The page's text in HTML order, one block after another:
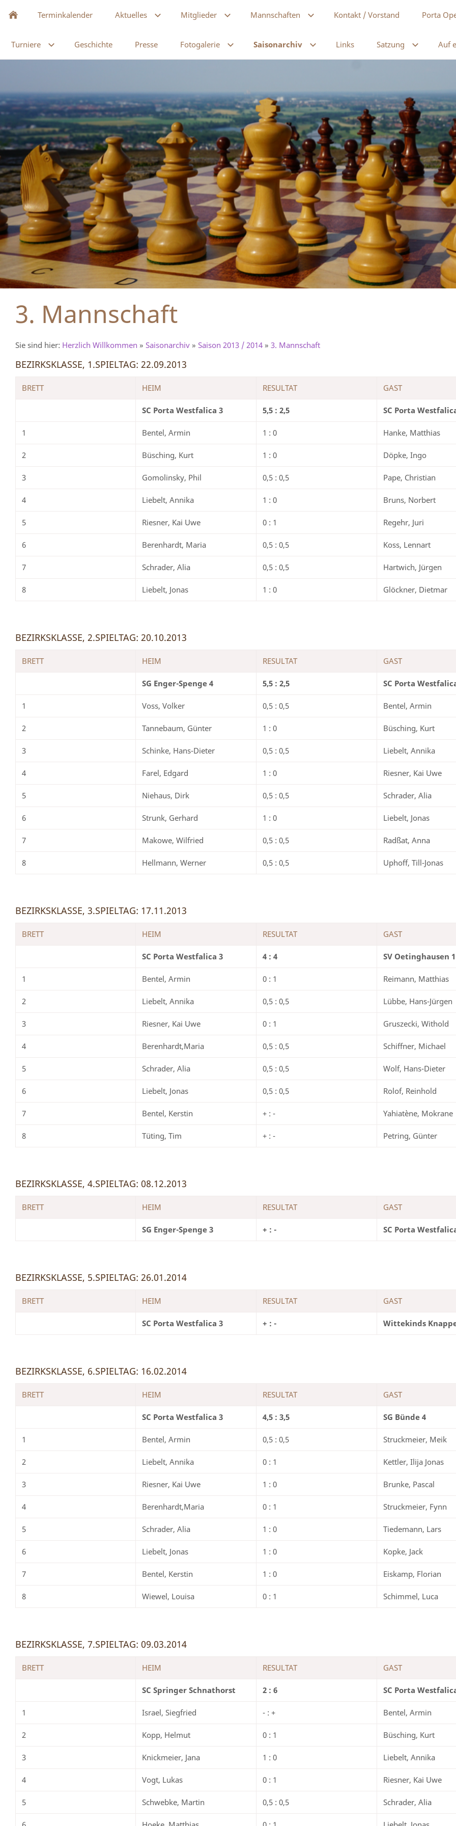
Terminkalender Aktuelles Mitglieder Mannschaften Kontakt / Vorstand Porta
Turniere Geschichte Presse Fotogalerie Saisonarchiv Links Satzung Auf
3. Mannschaft
Sie sind hier: Herzlich Willkommen » Saisonarchiv » Saison 2013 / 2014 » 3. Mannschaft
BEZIRKSKLASSE, 1.SPIELTAG: 22.09.2013
BRETT HEIM RESULTAT GAST
SC Porta Westfalica 3 5,5 : 2,5 SC Porta
1 Bentel, Armin 1 : 0 Hanke, Matthias
2 Büsching, Kurt 1 : 0 Döpke, Ingo
3 Gomolinsky, Phil 0,5 : 0,5 Pape, Christian
4 Liebelt, Annika 1 : 0 Bruns, Norbert
5 Riesner, Kai Uwe 0 : 1 Regehr, Juri
6 Berenhardt, Maria 0,5 : 0,5 Koss, Lennart
7 Schrader, Alia 0,5 : 0,5 Hartwich, Jürgen
8 Liebelt, Jonas 1 : 0 Glöckner, Dietmar
BEZIRKSKLASSE, 2.SPIELTAG: 20.10.2013
BRETT HEIM RESULTAT GAST
SG Enger-Spenge 4 5,5 : 2,5 SC Porta
1 Voss, Volker 0,5 : 0,5 Bentel, Armin
2 Tannebaum, Günter 1 : 0 Büsching, Kurt
3 Schinke, Hans-Dieter 0,5 : 0,5 Liebelt, Annika
4 Farel, Edgard 1 : 0 Riesner, Kai Uwe
5 Niehaus, Dirk 0,5 : 0,5 Schrader, Alia
6 Strunk, Gerhard 1 : 0 Liebelt, Jonas
7 Makowe, Wilfried 0,5 : 0,5 Radßat, Anna
8 Hellmann, Werner 0,5 : 0,5 Uphoff, Till-Jonas
BEZIRKSKLASSE, 3.SPIELTAG: 17.11.2013
BRETT HEIM RESULTAT GAST
SC Porta Westfalica 3 4 : 4 SV Oetinghausen 1
1 Bentel, Armin 0 : 1 Reimann, Matthias
2 Liebelt, Annika 0,5 : 0,5 Lübbe, Hans-Jürgen
3 Riesner, Kai Uwe 0 : 1 Gruszecki, Withold
4 Berenhardt,Maria 0,5 : 0,5 Schiffner, Michael
5 Schrader, Alia 0,5 : 0,5 Wolf, Hans-Dieter
6 Liebelt, Jonas 0,5 : 0,5 Rolof, Reinhold
7 Bentel, Kerstin + : - Yahiatène, Mokrane
8 Tüting, Tim + : - Petring, Günter
BEZIRKSKLASSE, 4.SPIELTAG: 08.12.2013
BRETT HEIM RESULTAT GAST
SG Enger-Spenge 3 + : - SC Porta
BEZIRKSKLASSE, 5.SPIELTAG: 26.01.2014
BRETT HEIM RESULTAT GAST
SC Porta Westfalica 3 + : - Wittekinds
BEZIRKSKLASSE, 6.SPIELTAG: 16.02.2014
BRETT HEIM RESULTAT GAST
SC Porta Westfalica 3 4,5 : 3,5 SG Bünde 4
1 Bentel, Armin 0,5 : 0,5 Struckmeier, Meik
2 Liebelt, Annika 0 : 1 Kettler, Ilija Jonas
3 Riesner, Kai Uwe 1 : 0 Brunke, Pascal
4 Berenhardt,Maria 0 : 1 Struckmeier, Fynn
5 Schrader, Alia 1 : 0 Tiedemann, Lars
6 Liebelt, Jonas 1 : 0 Kopke, Jack
7 Bentel, Kerstin 1 : 0 Eiskamp, Florian
8 Wiewel, Louisa 0 : 1 Schimmel, Luca
BEZIRKSKLASSE, 7.SPIELTAG: 09.03.2014
BRETT HEIM RESULTAT GAST
SC Springer Schnathorst 2 : 6 SC Porta
1 Israel, Siegfried - : + Bentel, Armin
2 Kopp, Helmut 0 : 1 Büsching, Kurt
3 Knickmeier, Jana 1 : 0 Liebelt, Annika
4 Vogt, Lukas 0 : 1 Riesner, Kai Uwe
5 Schwebke, Martin 0,5 : 0,5 Schrader, Alia